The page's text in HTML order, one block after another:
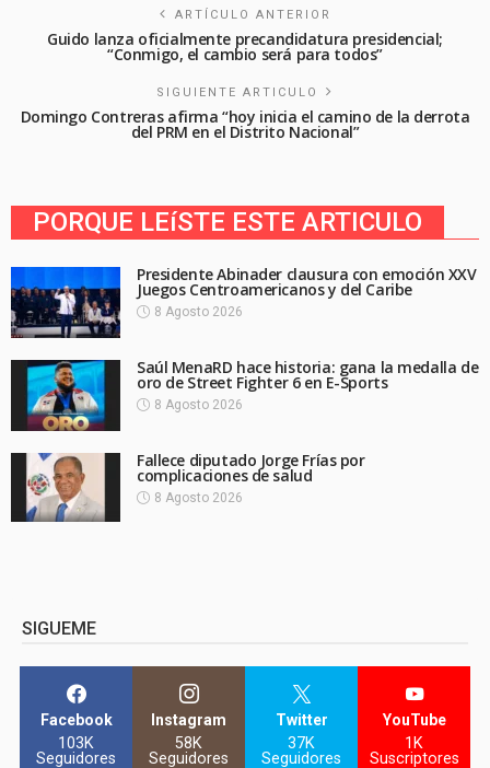
ARTÍCULO ANTERIOR
Guido lanza oficialmente precandidatura presidencial;
“Conmigo, el cambio será para todos”
SIGUIENTE ARTICULO
Domingo Contreras afirma “hoy inicia el camino de la derrota
del PRM en el Distrito Nacional”
PORQUE LEíSTE ESTE ARTICULO
Presidente Abinader clausura con emoción XXV
Juegos Centroamericanos y del Caribe
8 Agosto 2026
Saúl MenaRD hace historia: gana la medalla de
oro de Street Fighter 6 en E-Sports
8 Agosto 2026
Fallece diputado Jorge Frías por
complicaciones de salud
8 Agosto 2026
SIGUEME
Facebook
103K
Seguidores
Instagram
58K
Seguidores
Twitter
37K
Seguidores
YouTube
1K
Suscriptores